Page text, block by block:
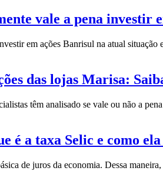
vale a pena investir
em ações Banrisul na atual
das lojas Marisa:
têm analisado se vale ou não a
é a taxa Selic e como
de juros da economia. Dessa